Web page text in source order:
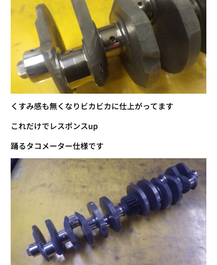
くすみ感も無くなりビカビカに仕上がってます
これだけでレスポンスup
踊るタコメーター仕様です